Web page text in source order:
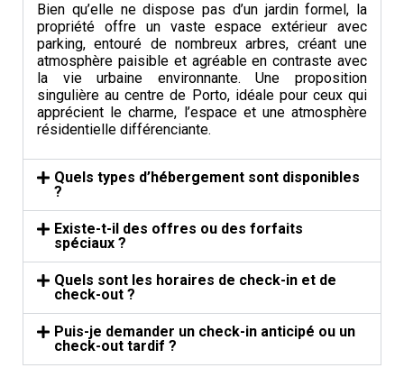
Bien qu’elle ne dispose pas d’un jardin formel, la
propriété offre un vaste espace extérieur avec
parking, entouré de nombreux arbres, créant une
atmosphère paisible et agréable en contraste avec
la vie urbaine environnante. Une proposition
singulière au centre de Porto, idéale pour ceux qui
apprécient le charme, l’espace et une atmosphère
résidentielle différenciante.
Quels types d’hébergement sont disponibles
?
Existe-t-il des offres ou des forfaits
spéciaux ?
Quels sont les horaires de check-in et de
check-out ?
Puis-je demander un check-in anticipé ou un
check-out tardif ?